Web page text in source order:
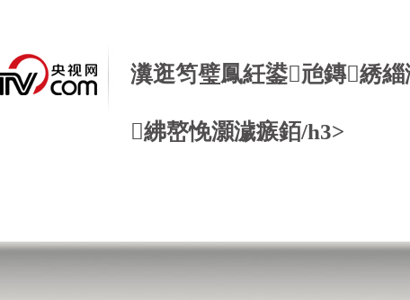
瀵逛笉璧鳳紝鍙兘鏄綉
紼嶅悗灝濊瘯銆/h3>